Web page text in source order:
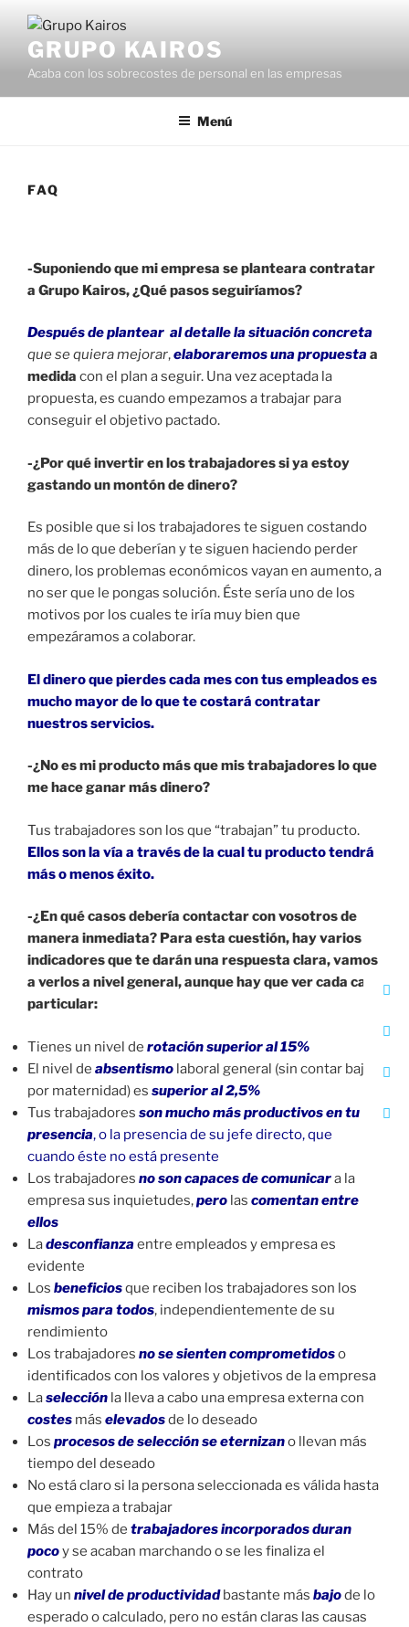
contenidoGRUPO KAIROS
Acaba con los sobrecostes de personal en las empresas
Menú
FAQ
-Suponiendo que mi empresa se planteara contratar
a Grupo Kairos, ¿Qué pasos seguiríamos?
Después de plantear al detalle la situación concreta
que se quiera mejorar,elaboraremos una propuestaa
medida con el plan a seguir. Una vez aceptada la
propuesta, es cuando empezamos a trabajar para
conseguir el objetivo pactado.
-¿Por qué invertir en los trabajadores si ya estoy
gastando un montón de dinero?
Es posible que si los trabajadores te siguen costando
más de lo que deberían y te siguen haciendo perder
dinero, los problemas económicos vayan en aumento, a
no ser que le pongas solución. Éste sería uno de los
motivos por los cuales te iría muy bien que
empezáramos a colaborar.
El dinero que pierdes cada mes con tus empleados es
mucho mayor de lo que te costará contratar
nuestros servicios.
-¿No es mi producto más que mis trabajadores lo que
me hace ganar más dinero?
Tus trabajadores son los que “trabajan” tu producto.
Ellos son la vía a través de la cual tu producto tendrá
más o menos éxito.
-¿En qué casos debería contactar con vosotros de
manera inmediata? Para esta cuestión, hay varios
indicadores que te darán una respuesta clara, vamos
a verlos a nivel general, aunque hay que ver cada caso
particular:
Tienes un nivel de rotación superior al 15%
El nivel de absentismo laboral general (sin contar bajas
por maternidad) es superior al 2,5%
Tus trabajadores son mucho más productivos en tu
presencia, o la presencia de su jefe directo, que
cuando éste no está presente
Los trabajadores no son capaces de comunicara la
empresa sus inquietudes,pero las comentan entre
ellos
Ladesconfianzaentre empleados y empresa es
evidente
Los beneficiosque reciben los trabajadores son los
mismos para todos, independientemente de su
rendimiento
Los trabajadores no se sienten comprometidoso
identificados con los valores y objetivos de la empresa
Laselección la lleva a cabo una empresa externa con
costes más elevadosde lo deseado
Los procesos de selección se eternizano llevan más
tiempo del deseado
No está claro si la persona seleccionada es válida hasta
que empieza a trabajar
Más del 15% de trabajadores incorporados duran
pocoy se acaban marchando o se les finaliza el
contrato
Hay un nivel de productividadbastante más bajode lo
esperado o calculado, pero no están claras las causas